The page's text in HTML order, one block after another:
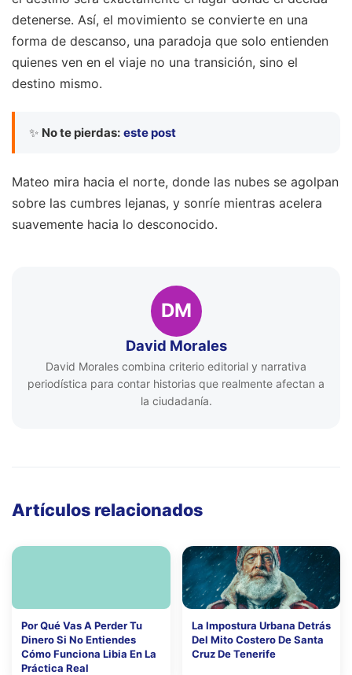
detenerse. Así, el movimiento se convierte en una
forma de descanso, una paradoja que solo entienden
quienes ven en el viaje no una transición, sino el
destino mismo.
✨ No te pierdas: este post
Mateo mira hacia el norte, donde las nubes se agolpan
sobre las cumbres lejanas, y sonríe mientras acelera
suavemente hacia lo desconocido.
DM
David Morales
David Morales combina criterio editorial y narrativa
periodística para contar historias que realmente afectan a
la ciudadanía.
Artículos relacionados
Por Qué Vas A Perder Tu
Dinero Si No Entiendes
Cómo Funciona Libia En La
Práctica Real
La Impostura Urbana Detrás
Del Mito Costero De Santa
Cruz De Tenerife